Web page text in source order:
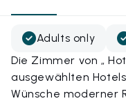
Adults only
Die Zimmer von „
ausgewählten
Wünsche moderner